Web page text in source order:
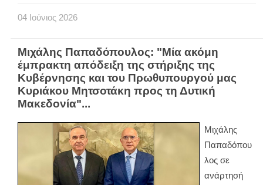
04 Ιούνιος 2026
Μιχάλης Παπαδόπουλος: "Μία ακόμη
έμπρακτη απόδειξη της στήριξης της
Κυβέρνησης και του Πρωθυπουργού μας
Κυριάκου Μητσοτάκη προς τη Δυτική
Μακεδονία"...
Μιχάλης
Παπαδόπου
λος σε
ανάρτησή